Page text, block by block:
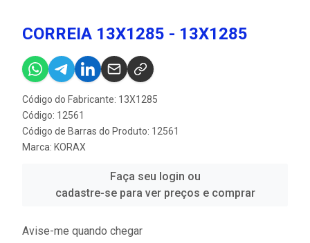
CORREIA 13X1285 - 13X1285
Código do Fabricante: 13X1285
Código: 12561
Código de Barras do Produto: 12561
Marca: KORAX
Faça seu login ou
cadastre-se para ver preços e comprar
Avise-me quando chegar